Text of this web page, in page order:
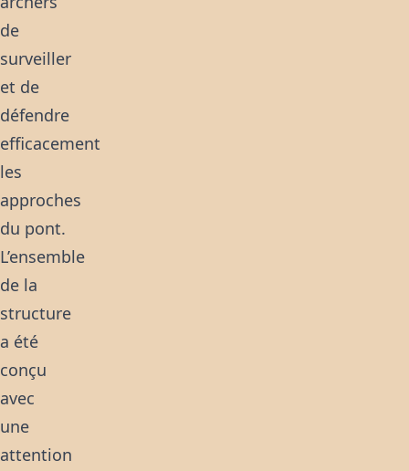
de
surveiller
et de
défendre
efficacement
les
approches
du pont.
L’ensemble
de la
structure
a été
conçu
avec
une
attention